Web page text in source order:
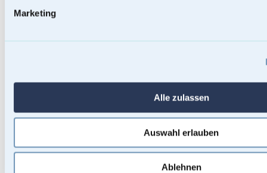
Marketing
Alle zulassen
Auswahl erlauben
Ablehnen